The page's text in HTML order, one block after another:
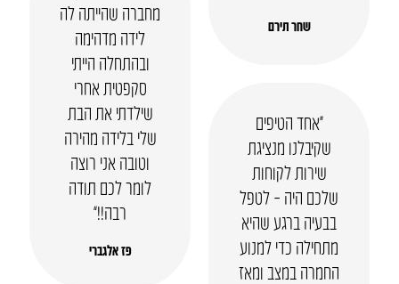
שחר תירם
מחברה שהייתה לה
לידה מדהימה
ובהתחלה הייתי
סקפטית אחרי
שילדתי את הבת
שלי בלידה מהירה
וטובה אני רוצה
לומר לכם תודה
רבה!!”
פז אלגברי
“אחד הטיפים
שקיבלנו מנציגת
שירות לקוחות
שלכם היה – לטפל
בבעיה ברגע שהיא
מתחילה כדי למנוע
החמרה במצב ומאז